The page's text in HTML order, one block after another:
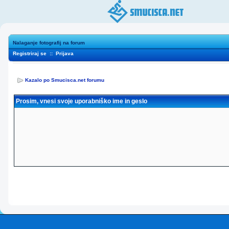
Nalaganje fotografij na forum
Registriraj se :: Prijava
Kazalo po Smucisca.net forumu
Prosim, vnesi svoje uporabniško ime in geslo